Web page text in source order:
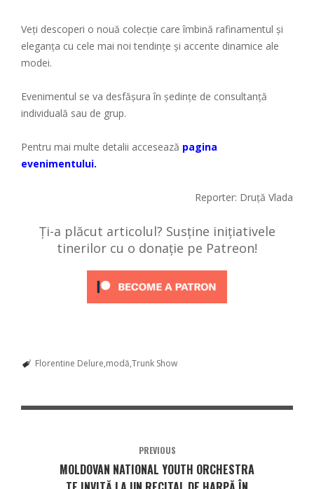
Veți descoperi o nouă colecție care îmbină rafinamentul și
eleganța cu cele mai noi tendințe și accente dinamice ale
modei.
Evenimentul se va desfășura în ședințe de consultanță
individuală sau de grup.
Pentru mai multe detalii accesează pagina
evenimentului.
Reporter: Druţă Vlada
Ți-a plăcut articolul? Susține inițiativele
tinerilor cu o donație pe Patreon!
Florentine Delure modă Trunk Show
PREVIOUS
MOLDOVAN NATIONAL YOUTH ORCHESTRA